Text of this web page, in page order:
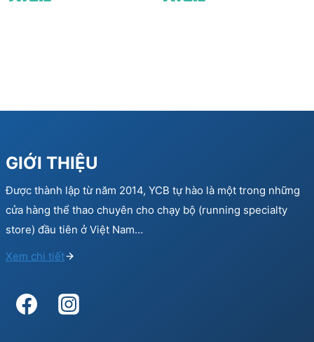
GIỚI THIỆU
Được thành lập từ năm 2014, YCB tự hào là một trong những
cửa hàng thể thao chuyên cho chạy bộ (running specialty
store) đầu tiên ở Việt Nam…
Xem chi tiết